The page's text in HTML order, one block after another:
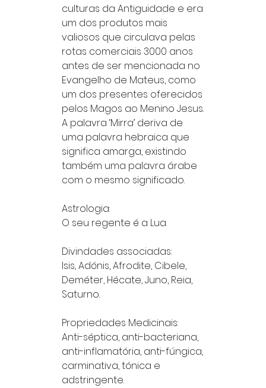
culturas da Antiguidade e era
um dos produtos mais
valiosos que circulava pelas
rotas comerciais 3000 anos
antes de ser mencionada no
Evangelho de Mateus, como
um dos presentes oferecidos
pelos Magos ao Menino Jesus.
A palavra ‘Mirra’ deriva de
uma palavra hebraica que
significa amarga, existindo
também uma palavra árabe
com o mesmo significado.
Astrologia:
O seu regente é a Lua.
Divindades associadas:
Isis, Adónis, Afrodite, Cibele,
Deméter, Hécate, Juno, Reia,
Saturno.
Propriedades Medicinais:
Anti-séptica, anti-bacteriana,
anti-inflamatória, anti-fúngica,
carminativa, tónica e
adstringente.